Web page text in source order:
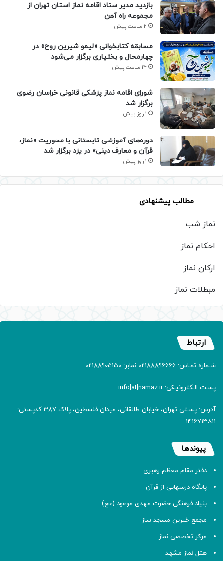
بازدید مدیر ستاد اقامه نماز استان تهران از
مجموعه راه آهن
2 ساعت پیش
مسابقه کتابخوانی «لیمو شیرین روح» در
چهارمحال و بختیاری برگزار می‌شود
14 ساعت پیش
شورای اقامه نماز پزشکی قانونی خراسان رضوی
برگزار شد
1 روز پیش
دوره‌های آموزشی تابستانی با محوریت «نماز،
قرآن و معارف دینی» در یزد برگزار شد
1 روز پیش
مطالب پیشنهادی
نماز شب
احکام نماز
ارکان نماز
مبطلات نماز
ارتباط
شـماره تمـاس: 02188896666 نمابر: 02188905150
پسـت الـکترونیـکی: info[at]namaz.ir
آدرس: پسـتی تهران، خیابان طالقانی، میدان فلسطین، پلاک 387 کدپستی:
۱۴۱۶۷۱۳۸۱۱
پیوندها
دفتر مقام معظم رهبری
پایگاه درسهایی از قرآن
بنیاد فرهنگی حضرت مهدی موعود (عج)
مجمع خیرین مسجد ساز
مرکز تخصصی نماز
هتل نماز مشهد